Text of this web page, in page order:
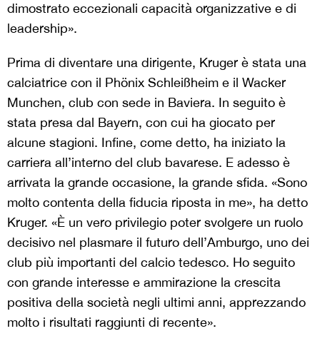
dimostrato eccezionali capacità organizzative e di
leadership».
Prima di diventare una dirigente, Kruger è stata una
calciatrice con il Phönix Schleißheim e il Wacker
Munchen, club con sede in Baviera. In seguito è
stata presa dal Bayern, con cui ha giocato per
alcune stagioni. Infine, come detto, ha iniziato la
carriera all’interno del club bavarese. E adesso è
arrivata la grande occasione, la grande sfida. «Sono
molto contenta della fiducia riposta in me», ha detto
Kruger. «È un vero privilegio poter svolgere un ruolo
decisivo nel plasmare il futuro dell’Amburgo, uno dei
club più importanti del calcio tedesco. Ho seguito
con grande interesse e ammirazione la crescita
positiva della società negli ultimi anni, apprezzando
molto i risultati raggiunti di recente».